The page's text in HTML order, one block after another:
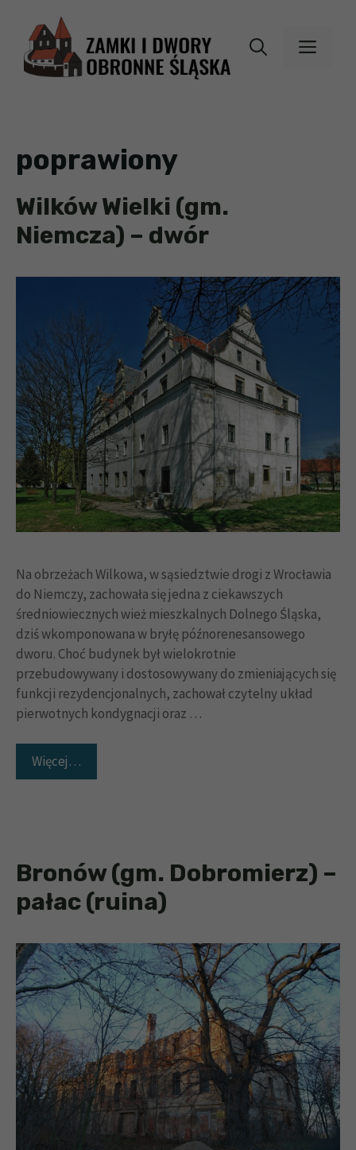
treści
poprawiony
Wilków Wielki (gm.
Niemcza) – dwór
Na obrzeżach Wilkowa, w sąsiedztwie drogi z Wrocławia
do Niemczy, zachowała się jedna z ciekawszych
średniowiecznych wież mieszkalnych Dolnego Śląska,
dziś wkomponowana w bryłę późnorenesansowego
dworu. Choć budynek był wielokrotnie
przebudowywany i dostosowywany do zmieniających się
funkcji rezydencjonalnych, zachował czytelny układ
pierwotnych kondygnacji oraz …
Więcej…
Bronów (gm. Dobromierz) –
pałac (ruina)